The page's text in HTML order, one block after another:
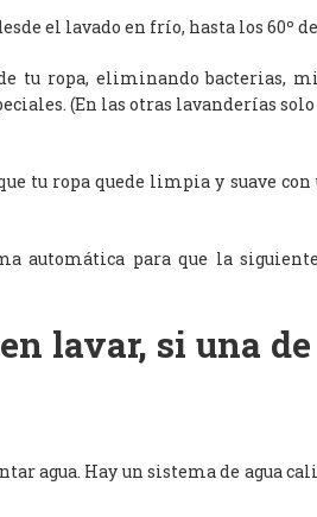
el lavado en frío, hasta los 60º
tu ropa, eliminando bacterias,
(En las otras lavanderías
tu ropa quede limpia y suave
automática para que la
lavar, si una
agua. Hay un sistema de agua